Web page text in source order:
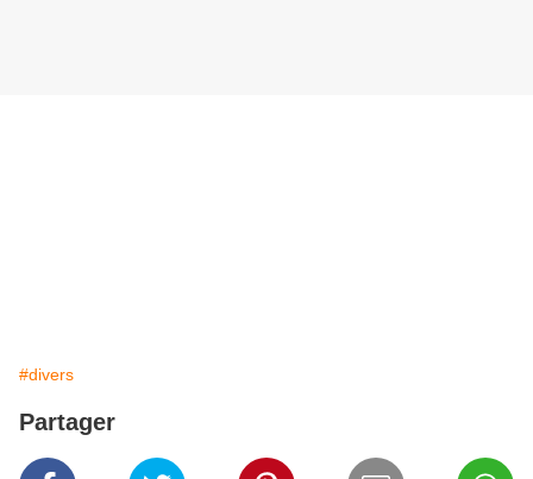
#divers
Partager